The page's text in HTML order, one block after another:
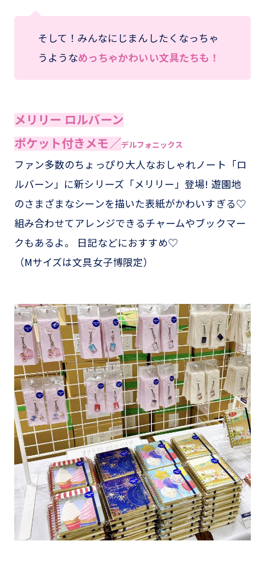
そして！みんなにじまんしたくなっちゃ
うようなめっちゃかわいい文具たちも！
メリリー ロルバーン
ポケット付きメモ／デルフォニックス
ファン多数のちょっぴり大人なおしゃれノート「ロ
ルバーン」に新シリーズ「メリリー」登場! 遊園地
のさまざまなシーンを描いた表紙がかわいすぎる♡
組み合わせてアレンジできるチャームやブックマー
クもあるよ。 日記などにおすすめ♡
（Mサイズは文具女子博限定）